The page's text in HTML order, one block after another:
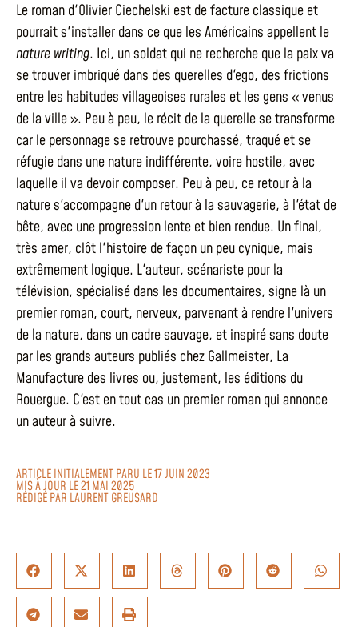
Le roman d'Olivier Ciechelski est de facture classique et
pourrait s'installer dans ce que les Américains appellent le
nature writing. Ici, un soldat qui ne recherche que la paix va
se trouver imbriqué dans des querelles d'ego, des frictions
entre les habitudes villageoises rurales et les gens « venus
de la ville ». Peu à peu, le récit de la querelle se transforme
car le personnage se retrouve pourchassé, traqué et se
réfugie dans une nature indifférente, voire hostile, avec
laquelle il va devoir composer. Peu à peu, ce retour à la
nature s'accompagne d'un retour à la sauvagerie, à l'état de
bête, avec une progression lente et bien rendue. Un final,
très amer, clôt l'histoire de façon un peu cynique, mais
extrêmement logique. L'auteur, scénariste pour la
télévision, spécialisé dans les documentaires, signe là un
premier roman, court, nerveux, parvenant à rendre l'univers
de la nature, dans un cadre sauvage, et inspiré sans doute
par les grands auteurs publiés chez Gallmeister, La
Manufacture des livres ou, justement, les éditions du
Rouergue. C'est en tout cas un premier roman qui annonce
un auteur à suivre.
ARTICLE INITIALEMENT PARU LE 17 JUIN 2023
MIS À JOUR LE 21 MAI 2025
RÉDIGÉ PAR LAURENT GREUSARD